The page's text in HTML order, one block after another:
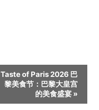
Taste of Paris 2026 巴
黎美食节：巴黎大皇宫
的美食盛宴 »